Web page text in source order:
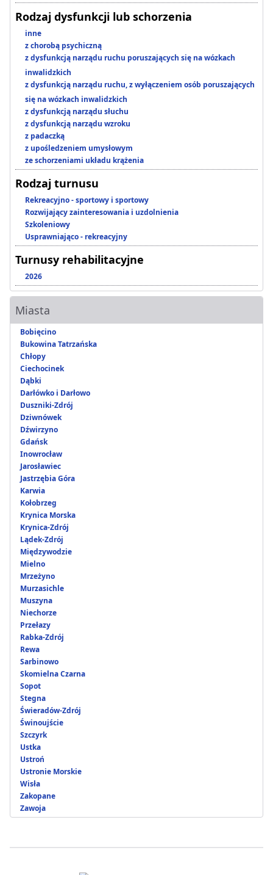
Rodzaj dysfunkcji lub schorzenia
inne
z chorobą psychiczną
z dysfunkcją narządu ruchu poruszających się na wózkach
inwalidzkich
z dysfunkcją narządu ruchu, z wyłączeniem osób poruszających
się na wózkach inwalidzkich
z dysfunkcją narządu słuchu
z dysfunkcją narządu wzroku
z padaczką
z upośledzeniem umysłowym
ze schorzeniami układu krążenia
Rodzaj turnusu
Rekreacyjno - sportowy i sportowy
Rozwijający zainteresowania i uzdolnienia
Szkoleniowy
Usprawniająco - rekreacyjny
Turnusy rehabilitacyjne
2026
Miasta
Bobięcino
Bukowina Tatrzańska
Chłopy
Ciechocinek
Dąbki
Darłówko i Darłowo
Duszniki-Zdrój
Dziwnówek
Dźwirzyno
Gdańsk
Inowrocław
Jarosławiec
Jastrzębia Góra
Karwia
Kołobrzeg
Krynica Morska
Krynica-Zdrój
Lądek-Zdrój
Międzywodzie
Mielno
Mrzeżyno
Murzasichle
Muszyna
Niechorze
Przełazy
Rabka-Zdrój
Rewa
Sarbinowo
Skomielna Czarna
Sopot
Stegna
Świeradów-Zdrój
Świnoujście
Szczyrk
Ustka
Ustroń
Ustronie Morskie
Wisła
Zakopane
Zawoja